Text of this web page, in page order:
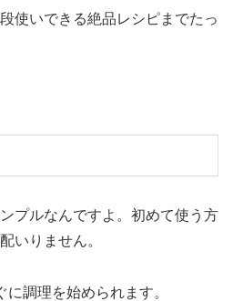
使いできる絶品レシピまでたっ
プルなんですよ。初めて使う方
いりません。
調理を始められます。